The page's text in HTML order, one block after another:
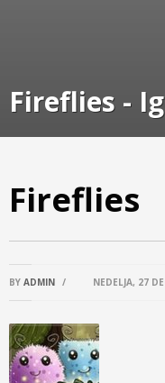
Fireflies -
Fireflies
BY ADMIN / NEDELJA, 27